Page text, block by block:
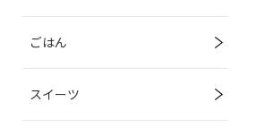
ごはん
スイーツ